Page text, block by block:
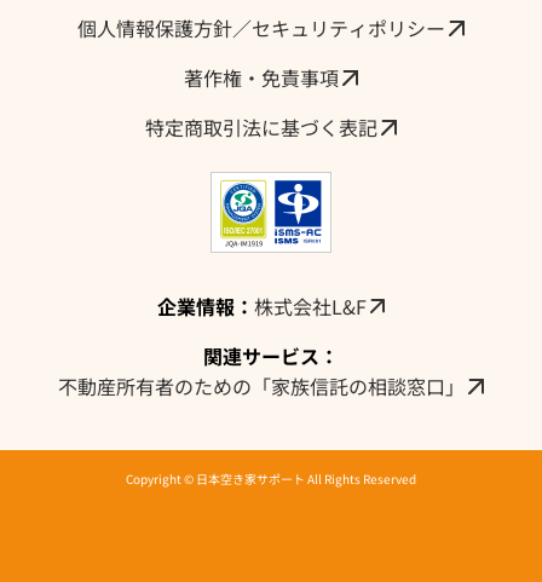
採用情報・求人
個人情報保護方針／セキュリティポリシー
著作権・免責事項
特定商取引法に基づく表記
企業情報： 株式会社L&F
関連サービス：
不動産所有者のための「家族信託の相談窓口」
Copyright © 日本空き家サポート All Rights Reserved